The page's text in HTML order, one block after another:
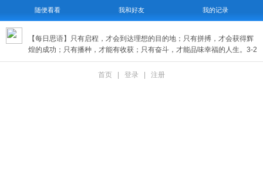
随便看看 我和好友 我的记录
【每日思语】只有启程，才会到达理想的目的地；只有拼搏，才会获得辉
煌的成功；只有播种，才能有收获；只有奋斗，才能品味幸福的人生。3-2
首页 登录 注册